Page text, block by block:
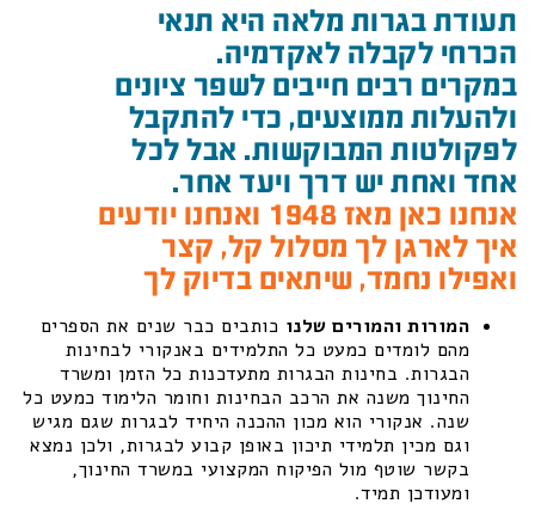
תעודת בגרות מלאה היא תנאי
הכרחי לקבלה לאקדמיה.
במקרים רבים חייבים לשפר ציונים
ולהעלות ממוצעים, כדי להתקבל
לפקולטות המבוקשות. אבל לכל
אחד ואחת יש דרך ויעד אחר.
אנחנו כאן מאז 1948 ואנחנו יודעים
איך לארגן לך מסלול קל, קצר
ואפילו נחמד, שיתאים בדיוק לך
המורות והמורים שלנו כותבים כבר שנים את הספרים
מהם לומדים כמעט כל התלמידים באנקורי לבחינות
הבגרות. בחינות הבגרות מתעדכנות כל הזמן ומשרד
החינוך משנה את הרכב הבחינות וחומר הלימוד כמעט כל
שנה. אנקורי הוא מכון ההכנה היחיד לבגרות שגם מגיש
וגם מכין תלמידי תיכון באופן קבוע לבגרות, ולכן נמצא
בקשר שוטף מול הפיקוח המקצועי במשרד החינוך,
ומעודכן תמיד.